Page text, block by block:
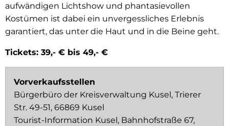
aufwändigen Lichtshow und phantasievollen
Kostümen ist dabei ein unvergessliches Erlebnis
garantiert, das unter die Haut und in die Beine geht.
Tickets: 39,- € bis 49,- €
Vorverkaufsstellen
Bürgerbüro der Kreisverwaltung Kusel, Trierer
Str. 49-51, 66869 Kusel
Tourist-Information Kusel, Bahnhofstraße 67,